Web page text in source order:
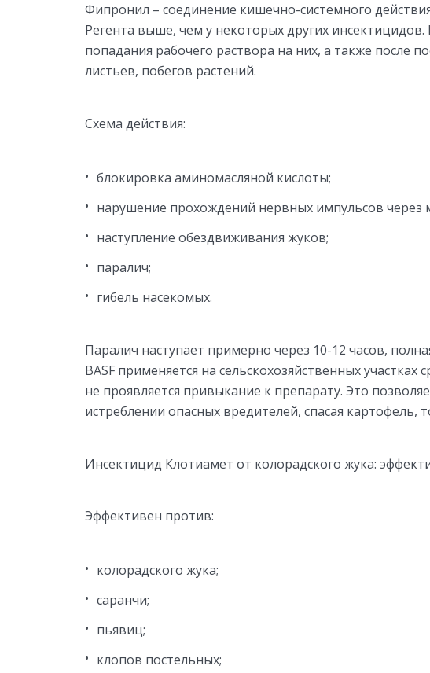
Фипронил – соединение кишечно-системного
Регента выше, чем у некоторых других
попадания рабочего раствора на них, а также после
листьев, побегов растений.
Схема действия:
блокировка аминомасляной кислоты;
нарушение прохождений нервных импульсов через
наступление обездвиживания жуков;
паралич;
гибель насекомых.
Паралич наступает примерно через 10-12 часов,
BASF применяется на сельскохозяйственных
не проявляется привыкание к препарату. Это
истреблении опасных вредителей, спасая картофель,
Инсектицид Клотиамет от колорадского жука:
Эффективен против:
колорадского жука;
саранчи;
пьявиц;
клопов постельных;